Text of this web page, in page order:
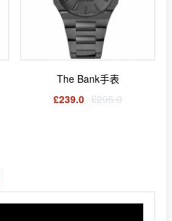
The Bank手表
£239.0 £295.0